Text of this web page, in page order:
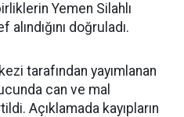
Yemen Silahlı
doğruladı.
tarafından yayımlanan
can ve mal
Açıklamada kayıpların